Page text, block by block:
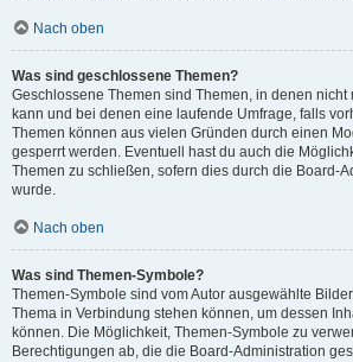
Nach oben
Was sind geschlossene Themen?
Geschlossene Themen sind Themen, in denen nicht
kann und bei denen eine laufende Umfrage, falls
Themen können aus vielen Gründen durch einen
gesperrt werden. Eventuell hast du auch die
Themen zu schließen, sofern dies durch die Board-
wurde.
Nach oben
Was sind Themen-Symbole?
Themen-Symbole sind vom Autor ausgewählte
Thema in Verbindung stehen können, um dessen
können. Die Möglichkeit, Themen-Symbole zu
Berechtigungen ab, die die Board-Administration